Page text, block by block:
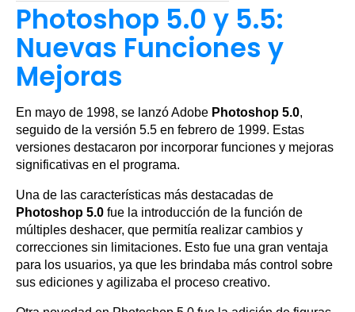
Photoshop 5.0 y 5.5:
Nuevas Funciones y
Mejoras
En mayo de 1998, se lanzó Adobe Photoshop 5.0,
seguido de la versión 5.5 en febrero de 1999. Estas
versiones destacaron por incorporar funciones y mejoras
significativas en el programa.
Una de las características más destacadas de
Photoshop 5.0 fue la introducción de la función de
múltiples deshacer, que permitía realizar cambios y
correcciones sin limitaciones. Esto fue una gran ventaja
para los usuarios, ya que les brindaba más control sobre
sus ediciones y agilizaba el proceso creativo.